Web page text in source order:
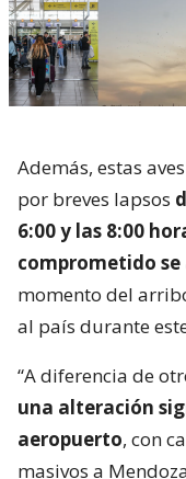
Además, estas
por breves lapsos
6:00 y las 8:00
comprometido se
momento del
al país durante
“A diferencia de
una alteración
aeropuerto, con
masivos a